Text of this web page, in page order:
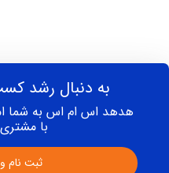
به دنبال رشد
هدهد اس ام اس به شما
با
ثبت نام